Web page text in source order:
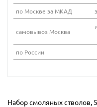
по Москве за МКАД
самовывоз Москва
по России
Набор смоляных стволов,